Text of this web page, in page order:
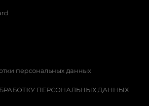
персональных данных
ПЕРСОНАЛЬНЫХ ДАННЫХ